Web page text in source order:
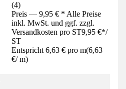
(4)
Preis — 9,95 € * Alle Preise
inkl. MwSt. und ggf. zzgl.
Versandkosten pro ST9,95 €*/
ST
Entspricht 6,63 € pro m(6,63
€/ m)